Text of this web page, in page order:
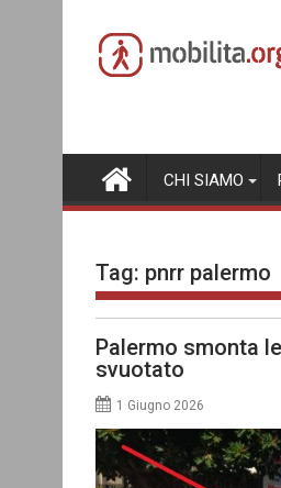
content
CHI SIAMO
Tag: pnrr palermo
Palermo smonta
svuotato
1 Giugno 2026